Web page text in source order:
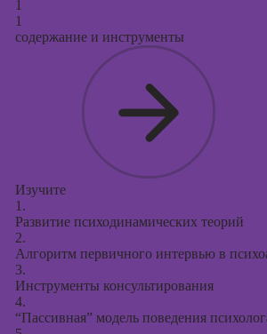
1
1
содержание и инструменты
Изучите
1.
Развитие психодинамических теорий
2.
Алгоритм первичного интервью в
3.
Инструменты консультирования
4.
“Пассивная” модель поведения